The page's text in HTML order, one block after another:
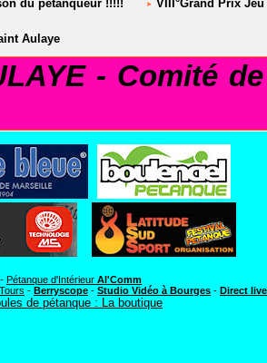
du pétanqueur !!!!! VIII°Grand Prix
Aulaye
- Comité
- Pétanque d'Intérieur Al'Comm
- Berryscope - Studio Vidéo à Bourges - Direct live
de pétanque : La boutique